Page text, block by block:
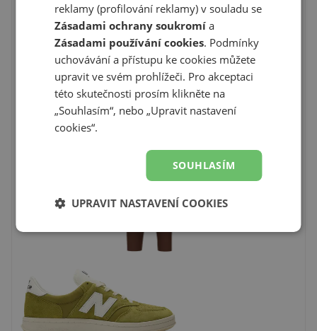
reklamy (profilování reklamy) v souladu se
Zásadami ochrany soukromí a
Zásadami používání cookies. Podmínky
uchovávání a přístupu ke cookies můžete
upravit ve svém prohlížeči. Pro akceptaci
této skutečnosti prosím klikněte na
„Souhlasím“, nebo „Upravit nastavení
cookies“.
SOUHLASÍM
UPRAVIT NASTAVENÍ COOKIES